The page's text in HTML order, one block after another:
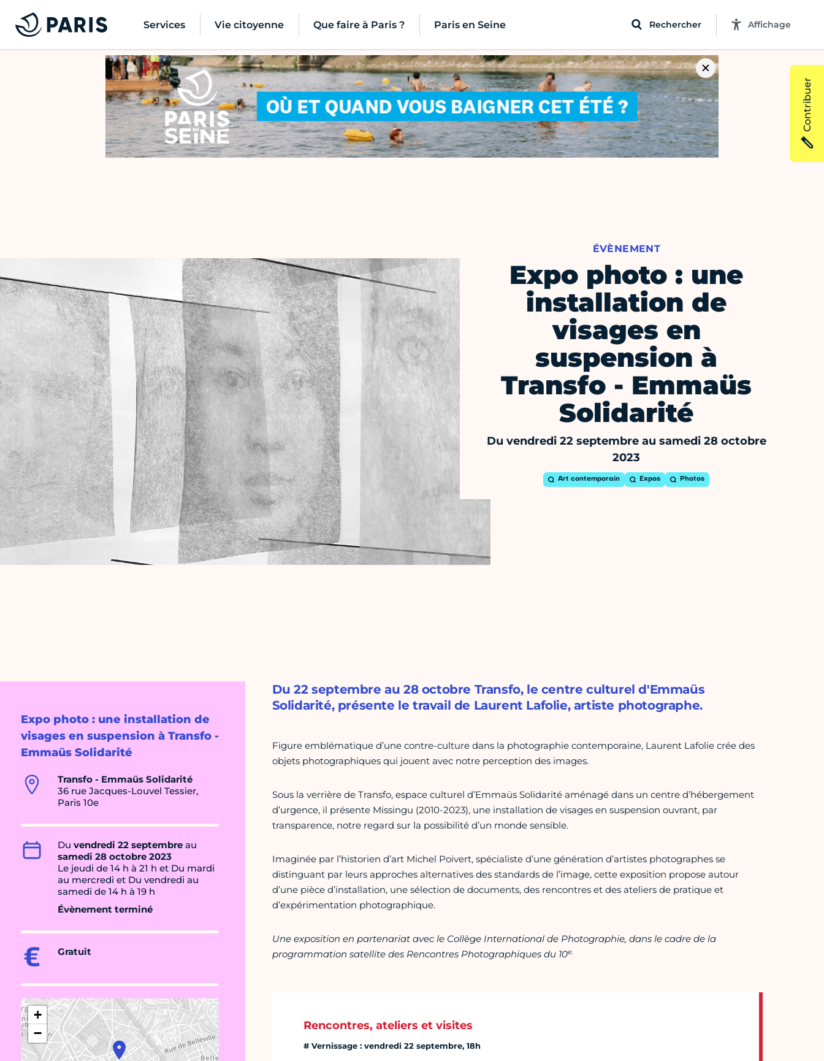
Services Vie citoyenne Que faire à Paris ? Paris en Seine Rechercher Affichage
ÉVÈNEMENT
Expo photo : une
installation de
visages en
suspension à
Transfo - Emmaüs
Solidarité
Du vendredi 22 septembre au samedi 28 octobre
2023
Art contemporain Expos Photos
Expo photo : une installation de
visages en suspension à Transfo -
Emmaüs Solidarité
Transfo - Emmaüs Solidarité
36 rue Jacques-Louvel Tessier,
Paris 10e
Du vendredi 22 septembre au
samedi 28 octobre 2023
Le jeudi de 14 h à 21 h et Du mardi
au mercredi et Du vendredi au
samedi de 14 h à 19 h
Évènement terminé
Gratuit
+
−
Du 22 septembre au 28 octobre Transfo, le centre culturel d'Emmaüs
Solidarité, présente le travail de Laurent Lafolie, artiste photographe.
Figure emblématique d’une contre-culture dans la photographie contemporaine, Laurent Lafolie crée des
objets photographiques qui jouent avec notre perception des images.
Sous la verrière de Transfo, espace culturel d’Emmaüs Solidarité aménagé dans un centre d’hébergement
d’urgence, il présente Missingu (2010-2023), une installation de visages en suspension ouvrant, par
transparence, notre regard sur la possibilité d’un monde sensible.
Imaginée par l’historien d’art Michel Poivert, spécialiste d’une génération d’artistes photographes se
distinguant par leurs approches alternatives des standards de l’image, cette exposition propose autour
d’une pièce d’installation, une sélection de documents, des rencontres et des ateliers de pratique et
d’expérimentation photographique.
Une exposition en partenariat avec le Collège International de Photographie, dans le cadre de la
programmation satellite des Rencontres Photographiques du 10e.
Rencontres, ateliers et visites
# Vernissage : vendredi 22 septembre, 18h
Contribuer